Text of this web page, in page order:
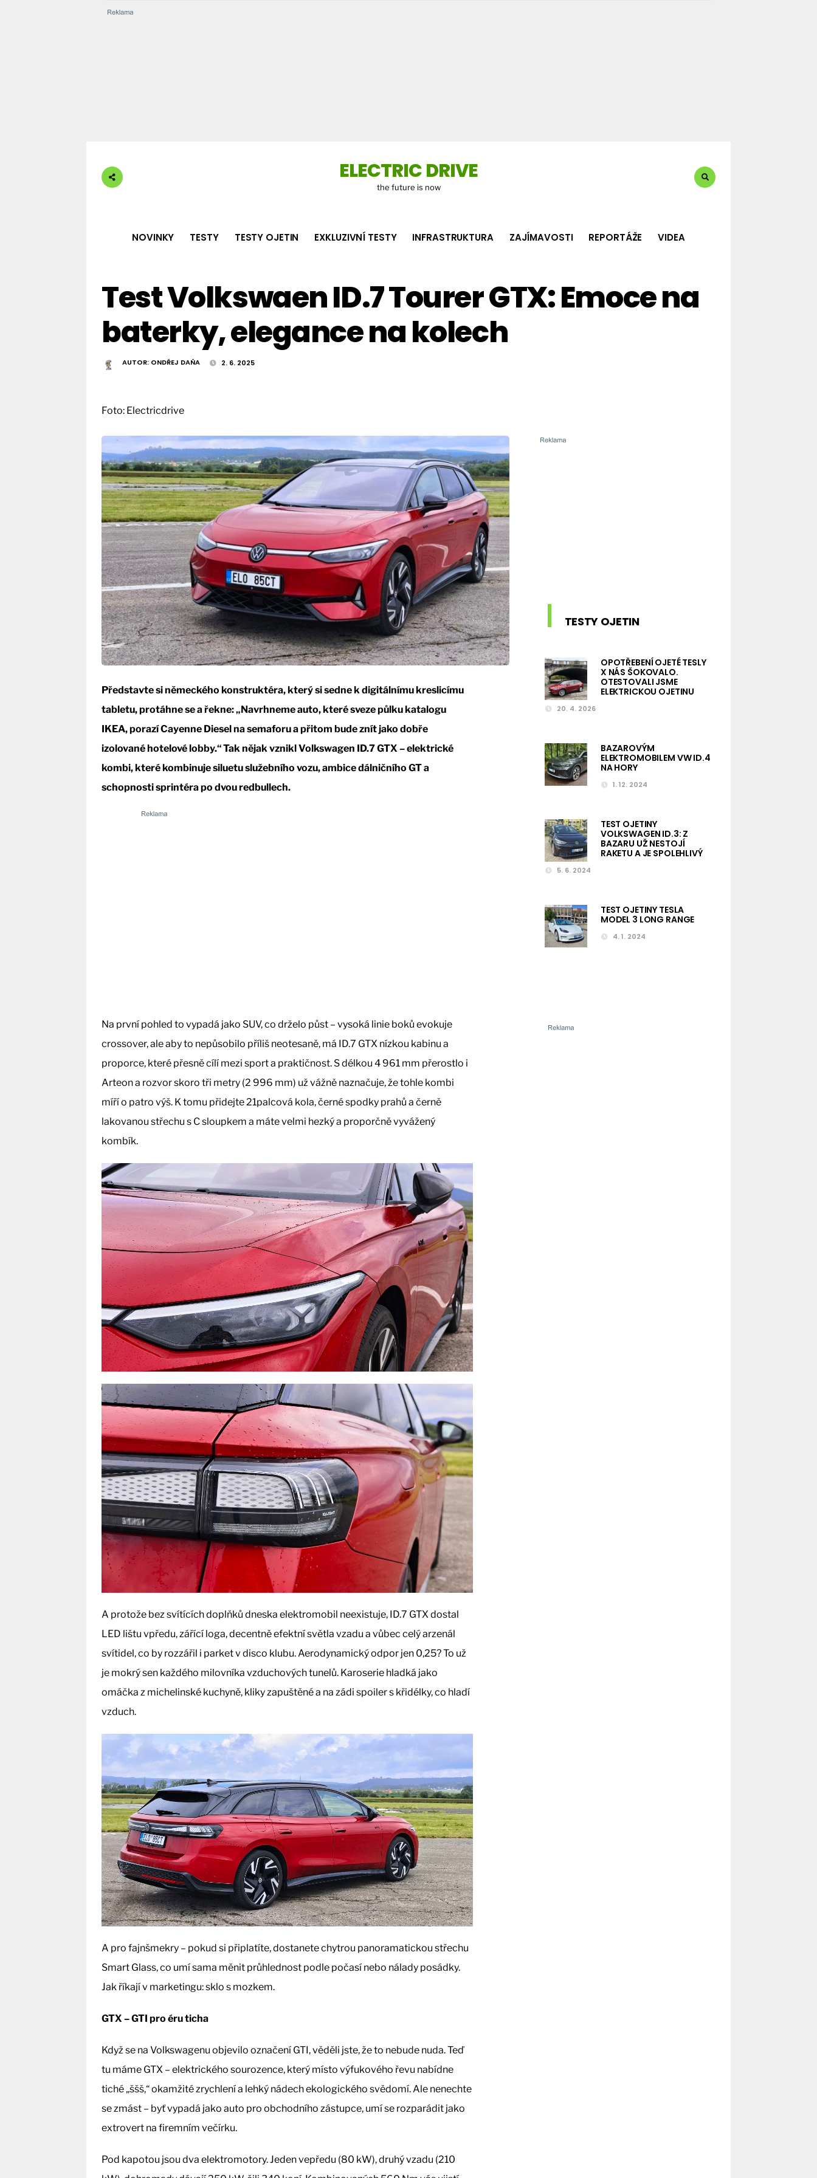
ELECTRIC DRIVE
the future is now
NOVINKY TESTY TESTY OJETIN EXKLUZIVNÍ TESTY INFRASTRUKTURA ZAJÍMAVOSTI REPORTÁŽE VIDEA
Test Volkswaen ID.7 Tourer GTX: Emoce na
baterky, elegance na kolech
AUTOR: ONDŘEJ DAŇA 2. 6. 2025
Foto: Electricdrive
Představte si německého konstruktéra, který si sedne k digitálnímu kreslicímu
tabletu, protáhne se a řekne: „Navrhneme auto, které sveze půlku katalogu
IKEA, porazí Cayenne Diesel na semaforu a přitom bude znít jako dobře
izolované hotelové lobby.“ Tak nějak vznikl Volkswagen ID.7 GTX – elektrické
kombi, které kombinuje siluetu služebního vozu, ambice dálničního GT a
schopnosti sprintéra po dvou redbullech.
Na první pohled to vypadá jako SUV, co drželo půst – vysoká linie boků evokuje
crossover, ale aby to nepůsobilo příliš neotesaně, má ID.7 GTX nízkou kabinu a
proporce, které přesně cílí mezi sport a praktičnost. S délkou 4 961 mm přerostlo i
Arteon a rozvor skoro tři metry (2 996 mm) už vážně naznačuje, že tohle kombi
míří o patro výš. K tomu přidejte 21palcová kola, černé spodky prahů a černě
lakovanou střechu s C sloupkem a máte velmi hezký a proporčně vyvážený
kombík.
A protože bez svítících doplňků dneska elektromobil neexistuje, ID.7 GTX dostal
LED lištu vpředu, zářící loga, decentně efektní světla vzadu a vůbec celý arzenál
svítidel, co by rozzářil i parket v disco klubu. Aerodynamický odpor jen 0,25? To už
je mokrý sen každého milovníka vzduchových tunelů. Karoserie hladká jako
omáčka z michelinské kuchyně, kliky zapuštěné a na zádi spoiler s křidélky, co hladí
vzduch.
A pro fajnšmekry – pokud si připlatíte, dostanete chytrou panoramatickou střechu
Smart Glass, co umí sama měnit průhlednost podle počasí nebo nálady posádky.
Jak říkají v marketingu: sklo s mozkem.
GTX – GTI pro éru ticha
Když se na Volkswagenu objevilo označení GTI, věděli jste, že to nebude nuda. Teď
tu máme GTX – elektrického sourozence, který místo výfukového řevu nabídne
tiché „ššš,“ okamžité zrychlení a lehký nádech ekologického svědomí. Ale nenechte
se zmást – byť vypadá jako auto pro obchodního zástupce, umí se rozparádit jako
extrovert na firemním večírku.
Pod kapotou jsou dva elektromotory. Jeden vepředu (80 kW), druhý vzadu (210
TESTY OJETIN
OPOTŘEBENÍ OJETÉ TESLY
X NÁS ŠOKOVALO.
OTESTOVALI JSME
ELEKTRICKOU OJETINU
20. 4. 2026
BAZAROVÝM
ELEKTROMOBILEM VW ID.4
NA HORY
1. 12. 2024
TEST OJETINY
VOLKSWAGEN ID.3: Z
BAZARU UŽ NESTOJÍ
RAKETU A JE SPOLEHLIVÝ
5. 6. 2024
TEST OJETINY TESLA
MODEL 3 LONG RANGE
4. 1. 2024